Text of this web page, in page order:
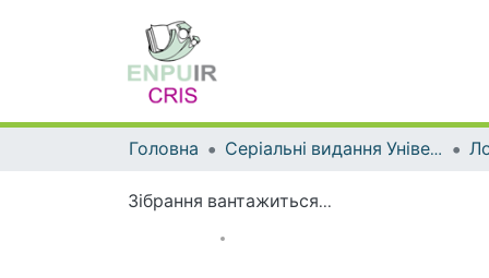
Головна Серіальні видання Університету
Зібрання вантажиться...